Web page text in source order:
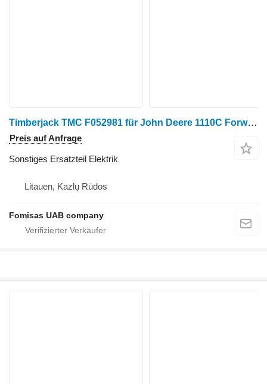
Timberjack TMC F052981 für John Deere 1110C Forwarder
Preis auf Anfrage
Sonstiges Ersatzteil Elektrik
Litauen, Kazlų Rūdos
Fomisas UAB company